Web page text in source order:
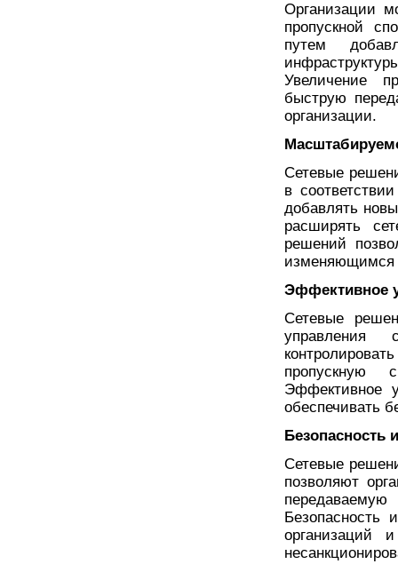
Организации
пропускной
путем
Увеличение
быструю
организации.
Сетевые
в
добавлять
расширять
решений
изменяющимся
Эффективное
Сетевые
управления
пропускную
Эффективное
обеспечивать
Безопасность
Сетевые
позволяют
Безопасность
организаций